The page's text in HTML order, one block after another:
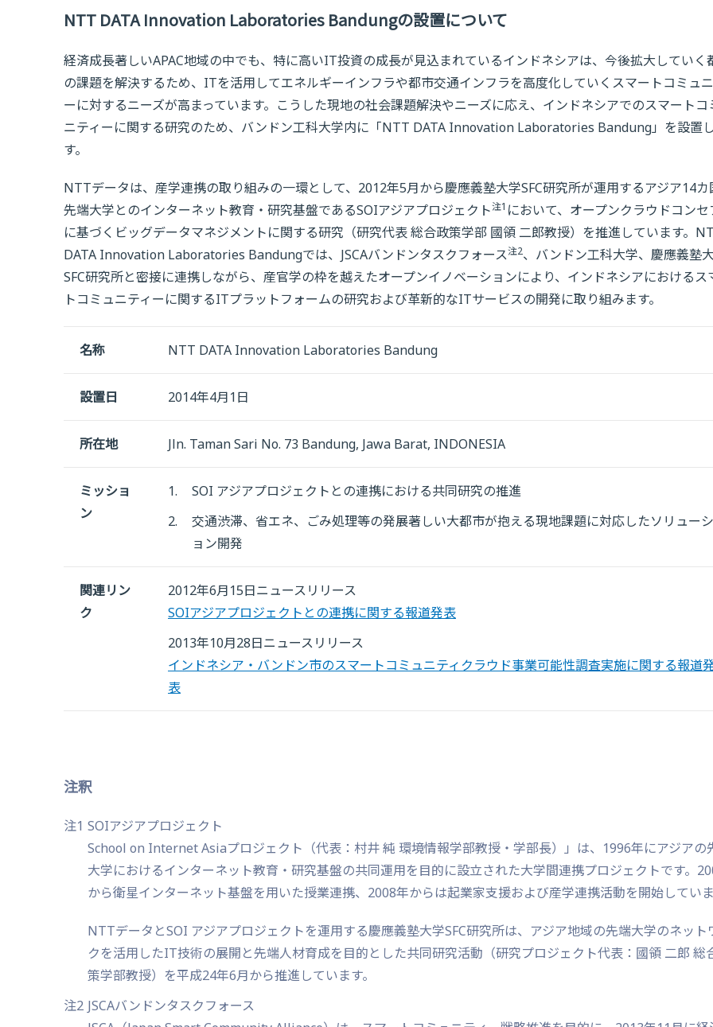
NTT DATA Innovation Laboratories Bandungの設置について
経済成長著しいAPAC地域の中でも、特に高いIT投資の成長が見込まれているインドネシアは、今後拡大していく
の課題を解決するため、ITを活用してエネルギーインフラや都市交通インフラを高度化していくスマートコミュ
ーに対するニーズが高まっています。こうした現地の社会課題解決やニーズに応え、インドネシアでのスマートコ
ニティーに関する研究のため、バンドン工科大学内に「NTT DATA Innovation Laboratories Bandung」を設置
す。
NTTデータは、産学連携の取り組みの一環として、2012年5月から慶應義塾大学SFC研究所が運用するアジア14カ
先端大学とのインターネット教育・研究基盤であるSOIアジアプロジェクト注1 において、オープンクラウドコンセ
に基づくビッグデータマネジメントに関する研究（研究代表 総合政策学部 國領 二郎教授）を推進しています。
DATA Innovation Laboratories Bandungでは、JSCAバンドンタスクフォース注2、バンドン工科大学、慶應義塾
SFC研究所と密接に連携しながら、産官学の枠を越えたオープンイノベーションにより、インドネシアにおけるス
トコミュニティーに関するITプラットフォームの研究および革新的なITサービスの開発に取り組みます。
名称 NTT DATA Innovation Laboratories Bandung
設置日 2014年4月1日
所在地 Jln. Taman Sari No. 73 Bandung, Jawa Barat, INDONESIA
ミッショ
ン
1.
SOI アジアプロジェクトとの連携における共同研究の推進
2.
交通渋滞、省エネ、ごみ処理等の発展著しい大都市が抱える現地課題に対応したソリューシ
ョン開発
関連リン
ク
2012年6月15日ニュースリリース
SOIアジアプロジェクトとの連携に関する報道発表
2013年10月28日ニュースリリース
インドネシア・バンドン市のスマートコミュニティクラウド事業可能性調査実施に関する報道
表
注釈
注1 SOIアジアプロジェクト
School on Internet Asiaプロジェクト（代表：村井 純 環境情報学部教授・学部長）」は、1996年にアジアの
大学におけるインターネット教育・研究基盤の共同運用を目的に設立された大学間連携プロジェクトです。
から衛星インターネット基盤を用いた授業連携、2008年からは起業家支援および産学連携活動を開始していま
NTTデータとSOI アジアプロジェクトを運用する慶應義塾大学SFC研究所は、アジア地域の先端大学のネット
クを活用したIT技術の展開と先端人材育成を目的とした共同研究活動（研究プロジェクト代表：國領 二郎 総
策学部教授）を平成24年6月から推進しています。
注2 JSCAバンドンタスクフォース